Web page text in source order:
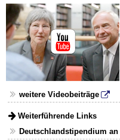
weitere Videobeiträge
Weiterführende Links
Deutschlandstipendium an